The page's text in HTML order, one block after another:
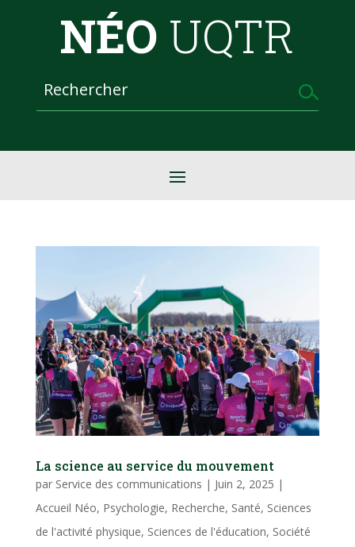
NÉO UQTR
La science au service du mouvement
par Service des communications | Juin 2, 2025 |
Accueil Néo, Psychologie, Recherche, Santé, Sciences
de l'activité physique, Sciences de l'éducation, Société